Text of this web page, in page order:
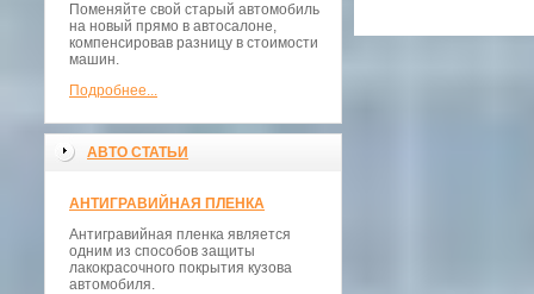
Поменяйте свой старый автомобиль
на новый прямо в автосалоне,
компенсировав разницу в стоимости
машин.
Подробнее...
АВТО СТАТЬИ
АНТИГРАВИЙНАЯ ПЛЕНКА
Антигравийная пленка является
одним из способов защиты
лакокрасочного покрытия кузова
автомобиля.